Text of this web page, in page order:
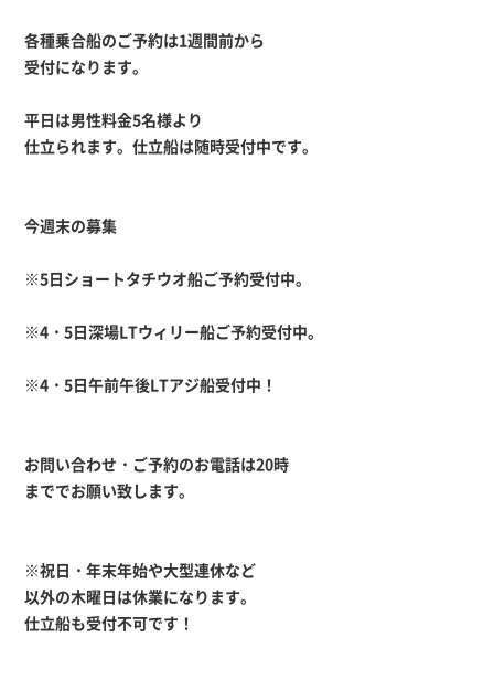
各種乗合船のご予約は1週間前から
受付になります。
平日は男性料金5名様より
仕立られます。仕立船は随時受付中です。
今週末の募集
※5日ショートタチウオ船ご予約受付中。
※4・5日深場LTウィリー船ご予約受付中。
※4・5日午前午後LTアジ船受付中！
お問い合わせ・ご予約のお電話は20時
まででお願い致します。
※祝日・年末年始や大型連休など
以外の木曜日は休業になります。
仕立船も受付不可です！